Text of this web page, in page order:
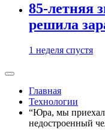
85-летняя
решила
1 неделя спустя
Главная
Технологии
“Юра, мы
недостроенный